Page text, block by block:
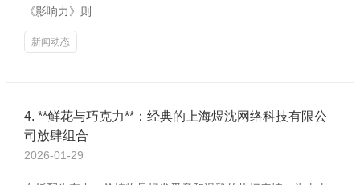
《影响力》则
新闻动态
4. **鲜花与巧克力**：经典的上海煜沈网络科技有限公
司放肆组合
2026-01-29